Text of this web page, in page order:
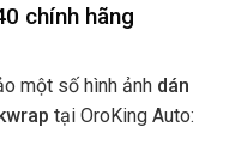
chính hãng
một số hình ảnh dán
tại OroKing Auto: